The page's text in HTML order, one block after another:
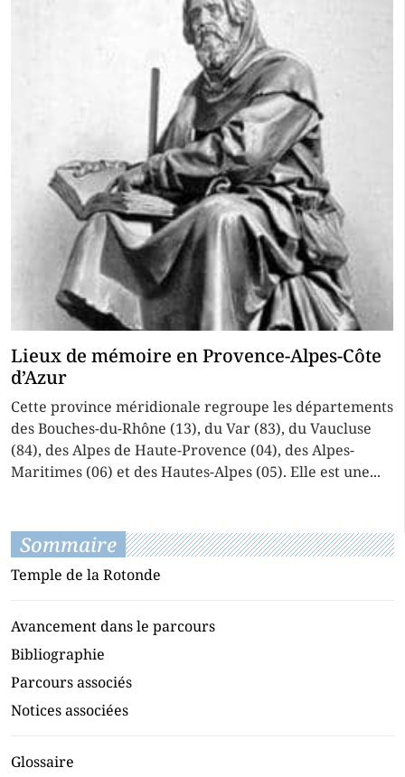
Lieux de mémoire en Provence-Alpes-Côte
d’Azur
Cette province méridionale regroupe les départements
des Bouches-du-Rhône (13), du Var (83), du Vaucluse
(84), des Alpes de Haute-Provence (04), des Alpes-
Maritimes (06) et des Hautes-Alpes (05). Elle est une...
Sommaire
Temple de la Rotonde
Avancement dans le parcours
Bibliographie
Parcours associés
Notices associées
Glossaire